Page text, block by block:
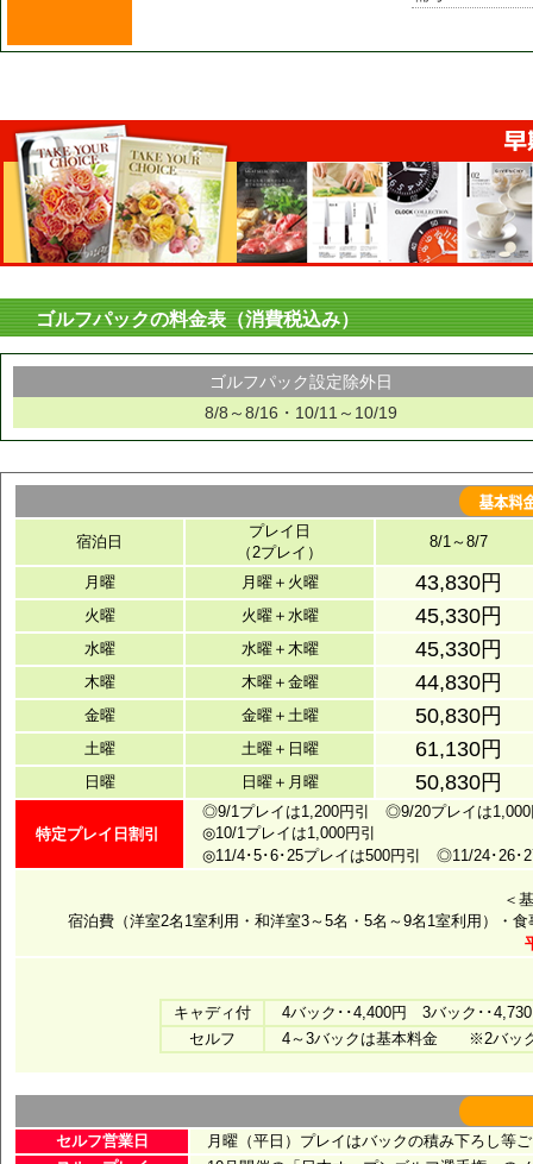
ゴルフパックの料金表（消費税込み）
ゴルフパック設定除外日
8/8～8/16・10/11～10/19